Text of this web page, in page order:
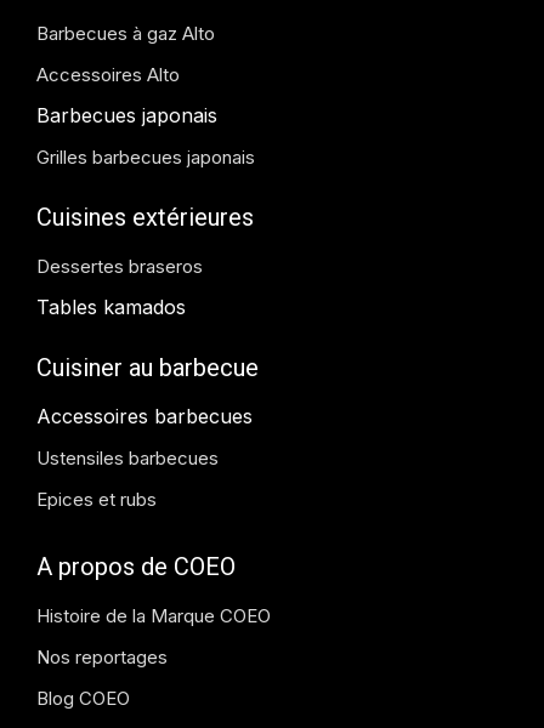
Barbecues à gaz Alto
Accessoires Alto
Barbecues japonais
Grilles barbecues japonais
Cuisines extérieures
Dessertes braseros
Tables kamados
Cuisiner au barbecue
Accessoires barbecues
Ustensiles barbecues
Epices et rubs
A propos de COEO
Histoire de la Marque COEO
Nos reportages
Blog COEO